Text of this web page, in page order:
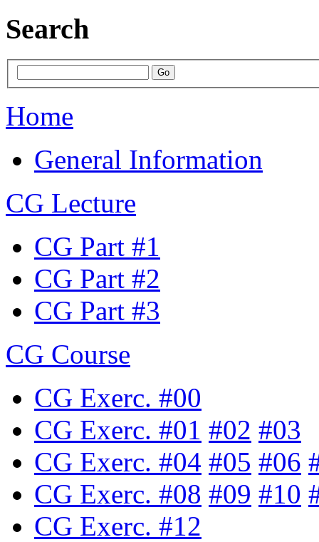
Search
Home
General Information
CG Lecture
CG Part #1
CG Part #2
CG Part #3
CG Course
CG Exerc. #00
CG Exerc. #01 #02 #03
CG Exerc. #04 #05 #06
CG Exerc. #08 #09 #10
CG Exerc. #12